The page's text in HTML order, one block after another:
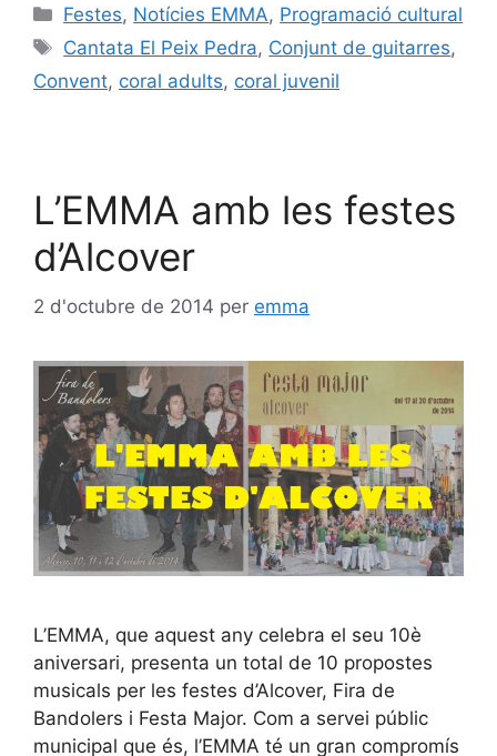
Festes, Notícies EMMA, Programació cultural
Cantata El Peix Pedra, Conjunt de guitarres,
Convent, coral adults, coral juvenil
L’EMMA amb les festes
d’Alcover
2 d'octubre de 2014 per emma
L’EMMA, que aquest any celebra el seu 10è
aniversari, presenta un total de 10 propostes
musicals per les festes d’Alcover, Fira de
Bandolers i Festa Major. Com a servei públic
municipal que és, l’EMMA té un gran compromís